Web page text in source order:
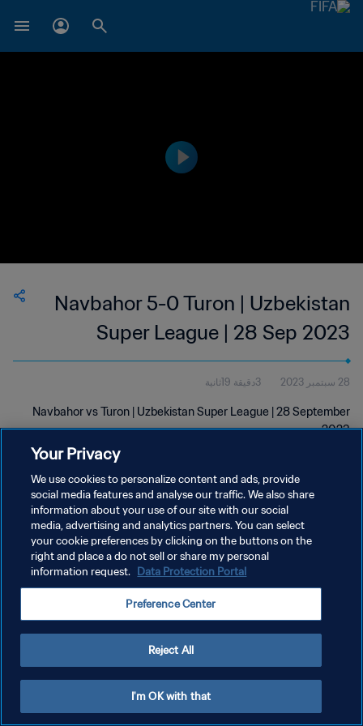
Navbahor 5-0 Turon | Uzbekistan
Super League | 28 Sep 2023
28 سبتمبر 2023 3دقيقة 19ثانية
Navbahor vs Turon | Uzbekistan Super League | 28 September
2023
سياسة الخصوصية
إدارة تفضيلات ملفات تعريف الارتباط
Your Privacy
We use cookies to personalize content and ads, provide
social media features and analyse our traffic. We also share
information about your use of our site with our social
media, advertising and analytics partners. You can select
your cookie preferences by clicking on the buttons on the
right and place a do not sell or share my personal
information request. Data Protection Portal
Preference Center
Reject All
I'm OK with that